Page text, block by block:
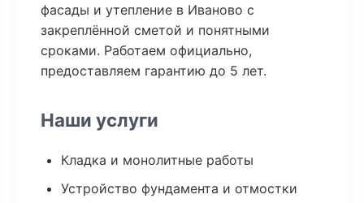
фасады и утепление в Иваново с
закреплённой сметой и понятными
сроками. Работаем официально,
предоставляем гарантию до 5 лет.
Наши услуги
Кладка и монолитные работы
Устройство фундамента и отмостки